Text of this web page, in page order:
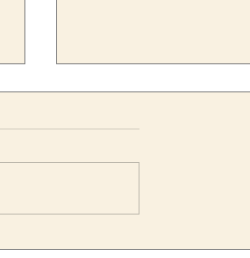
有価証券報告書で知的